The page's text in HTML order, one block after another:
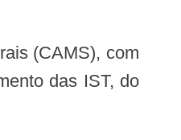
das IST, do